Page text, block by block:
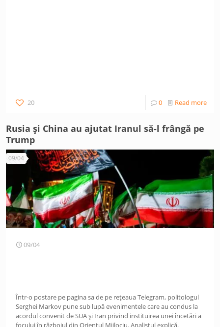
20 0 Read more
Rusia și China au ajutat Iranul să-l frângă pe
Trump
09/04
09/04
Într-o postare pe pagina sa de pe rețeaua Telegram, politologul
Serghei Markov pune sub lupă evenimentele care au condus la
acordul convenit de SUA și Iran privind instituirea unei încetări a
focului în războiul din Orientul Mijlociu. Analistul explică,